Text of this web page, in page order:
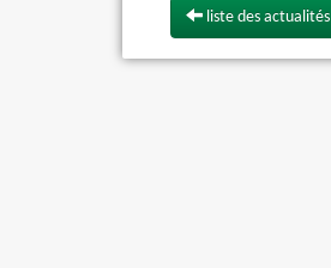
liste des actualités